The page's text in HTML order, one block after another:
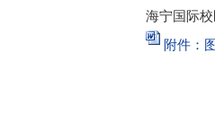
海宁国际
附件：